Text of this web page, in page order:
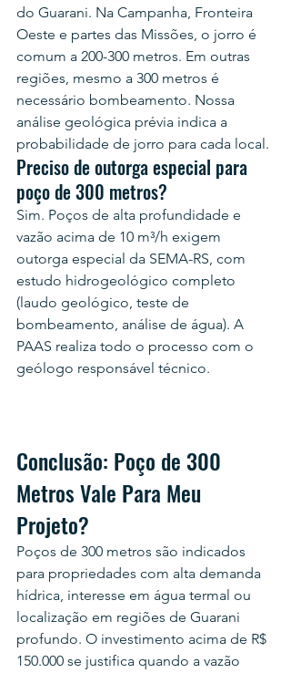
do Guarani. Na Campanha, Fronteira
Oeste e partes das Missões, o jorro é
comum a 200-300 metros. Em outras
regiões, mesmo a 300 metros é
necessário bombeamento. Nossa
análise geológica prévia indica a
probabilidade de jorro para cada local.
Preciso de outorga especial para
poço de 300 metros?
Sim. Poços de alta profundidade e
vazão acima de 10 m³/h exigem
outorga especial da SEMA-RS, com
estudo hidrogeológico completo
(laudo geológico, teste de
bombeamento, análise de água). A
PAAS realiza todo o processo com o
geólogo responsável técnico.
Conclusão: Poço de 300
Metros Vale Para Meu
Projeto?
Poços de 300 metros são indicados
para propriedades com alta demanda
hídrica, interesse em água termal ou
localização em regiões de Guarani
profundo. O investimento acima de R$
150.000 se justifica quando a vazão